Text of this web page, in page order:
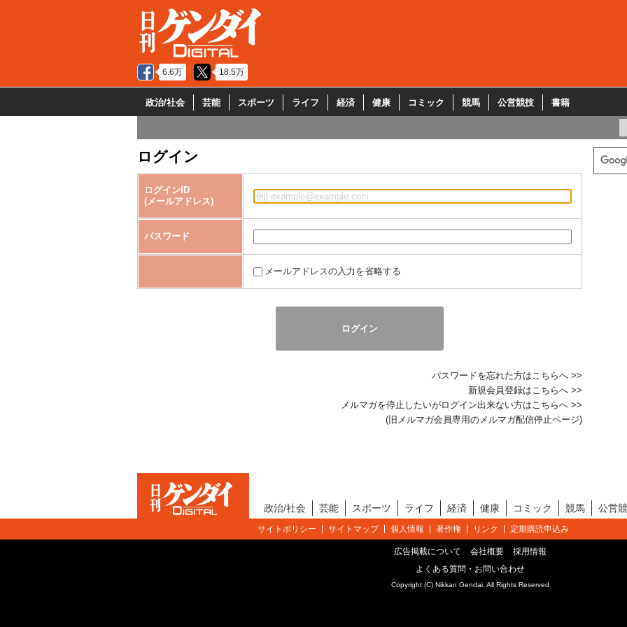
6.6万 18.5万
政治/社会 芸能 スポーツ ライフ 経済 健康 コミック 競馬 公営競技 書籍
ログイン
ログインID
(メールアドレス)
パスワード
メールアドレスの入力を省略する
パスワードを忘れた方はこちらへ >>
新規会員登録はこちらへ >>
メルマガを停止したいがログイン出来ない方はこちらへ >>
(旧メルマガ会員専用のメルマガ配信停止ページ)
政治/社会 芸能 スポーツ ライフ 経済 健康 コミック 競馬 公営
サイトポリシー サイトマップ 個人情報 著作権 リンク 定期購読申込み
広告掲載について 会社概要
採用情報
よくある質問・お問い合わせ
Copyright (C) Nikkan Gendai. All Rights Reserved